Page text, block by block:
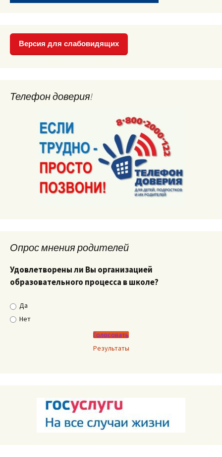
Версия для слабовидящих
Телефон доверия!
Опрос мнения родителей
Удовлетворены ли Вы организацией
образовательного процесса в школе?
Да
Нет
Результаты